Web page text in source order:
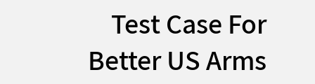
Test Case For
Better US Arms